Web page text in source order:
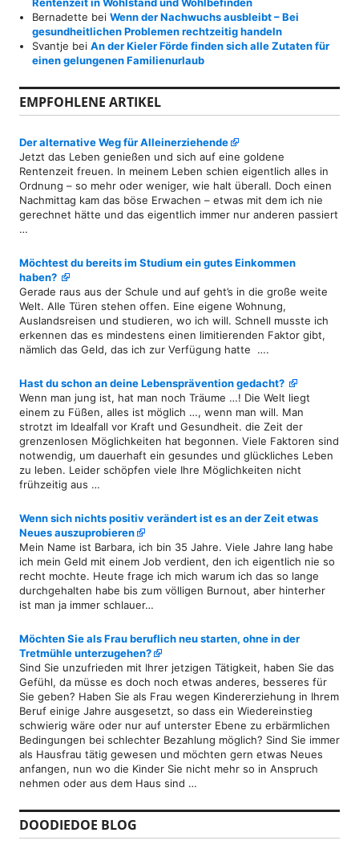
Bernadette beiWenn der Nachwuchs ausbleibt – Bei
gesundheitlichen Problemen rechtzeitig handeln
Svantje beiAn der Kieler Förde finden sich alle Zutaten für
einen gelungenen Familienurlaub
EMPFOHLENE ARTIKEL
Der alternative Weg für Alleinerziehende
Jetzt das Leben genießen und sich auf eine goldene
Rentenzeit freuen. In meinem Leben schien eigentlich alles in
Ordnung – so mehr oder weniger, wie halt überall. Doch einen
Nachmittag kam das böse Erwachen – etwas mit dem ich nie
gerechnet hätte und das eigentlich immer nur anderen passiert
…
Möchtest du bereits im Studium ein gutes Einkommen
haben?
Gerade raus aus der Schule und auf geht’s in die große weite
Welt. Alle Türen stehen offen. Eine eigene Wohnung,
Auslandsreisen und studieren, wo ich will. Schnell musste ich
erkennen das es mindestens einen limitierenden Faktor gibt,
nämlich das Geld, das ich zur Verfügung hatte ….
Hast du schon an deine Lebensprävention gedacht?
Wenn man jung ist, hat man noch Träume …! Die Welt liegt
einem zu Füßen, alles ist möglich …, wenn man will. Man
strotzt im Idealfall vor Kraft und Gesundheit. die Zeit der
grenzenlosen Möglichkeiten hat begonnen. Viele Faktoren sind
notwendig, um dauerhaft ein gesundes und glückliches Leben
zu leben. Leider schöpfen viele Ihre Möglichkeiten nicht
frühzeitig aus …
Wenn sich nichts positiv verändert ist es an der Zeit etwas
Neues auszuprobieren
Mein Name ist Barbara, ich bin 35 Jahre. Viele Jahre lang habe
ich mein Geld mit einem Job verdient, den ich eigentlich nie so
recht mochte. Heute frage ich mich warum ich das so lange
durchgehalten habe bis zum völligen Burnout, aber hinterher
ist man ja immer schlauer…
Möchten Sie als Frau beruflich neu starten, ohne in der
Tretmühle unterzugehen?
Sind Sie unzufrieden mit Ihrer jetzigen Tätigkeit, haben Sie das
Gefühl, da müsse es doch noch etwas anderes, besseres für
Sie geben? Haben Sie als Frau wegen Kindererziehung in Ihrem
Beruf einige Jahre ausgesetzt, so dass ein Wiedereinstieg
schwierig wäre oder nur auf unterster Ebene zu erbärmlichen
Bedingungen bei schlechter Bezahlung möglich? Sind Sie immer
als Hausfrau tätig gewesen und möchten gern etwas Neues
anfangen, nun wo die Kinder Sie nicht mehr so in Anspruch
nehmen oder aus dem Haus sind …
DOODIEDOE BLOG